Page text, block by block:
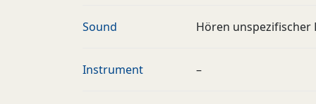
Sound Hören unspezifischer
Instrument –